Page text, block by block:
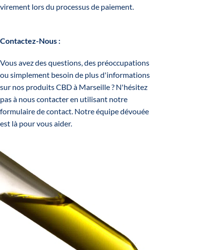
virement lors du processus de paiement.
Contactez-Nous :
Vous avez des questions, des préoccupations
ou simplement besoin de plus d'informations
sur nos produits CBD à Marseille ? N'hésitez
pas à nous contacter en utilisant notre
formulaire de contact. Notre équipe dévouée
est là pour vous aider.